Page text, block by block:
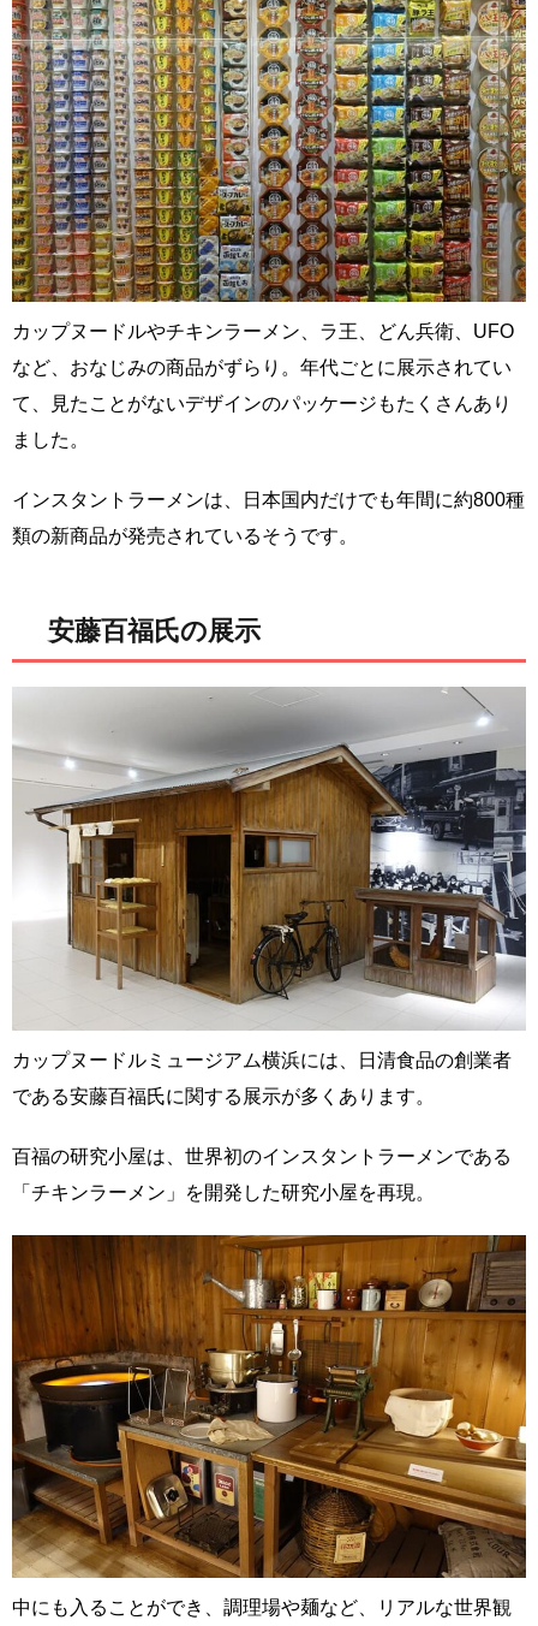
カップヌードルやチキンラーメン、ラ王、どん兵衛、UFO
など、おなじみの商品がずらり。年代ごとに展示されてい
て、見たことがないデザインのパッケージもたくさんあり
ました。
インスタントラーメンは、日本国内だけでも年間に約800種
類の新商品が発売されているそうです。
安藤百福氏の展示
カップヌードルミュージアム横浜には、日清食品の創業者
である安藤百福氏に関する展示が多くあります。
百福の研究小屋は、世界初のインスタントラーメンである
「チキンラーメン」を開発した研究小屋を再現。
中にも入ることができ、調理場や麺など、リアルな世界観